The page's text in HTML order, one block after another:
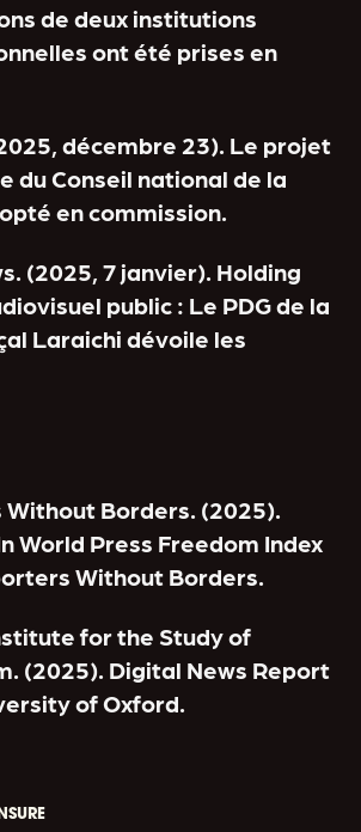
de deux institutions
ont été prises en
décembre 23). Le projet
du Conseil national de la
en commission.
(2025, 7 janvier). Holding
public : Le PDG de la
Laraichi dévoile les
Borders. (2025).
World Press Freedom Index
Without Borders.
for the Study of
(2025). Digital News Report
of Oxford.